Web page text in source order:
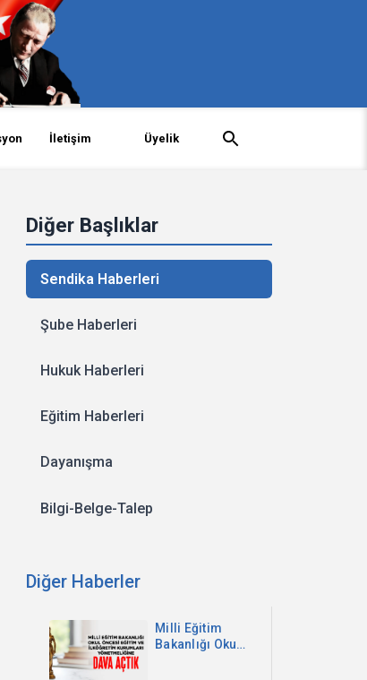
İletişim Üyelik
Diğer Başlıklar
Sendika Haberleri
Şube Haberleri
Hukuk Haberleri
Eğitim Haberleri
Dayanışma
Bilgi-Belge-Talep
Diğer Haberler
Milli Eğitim
Bakanlığı Okul